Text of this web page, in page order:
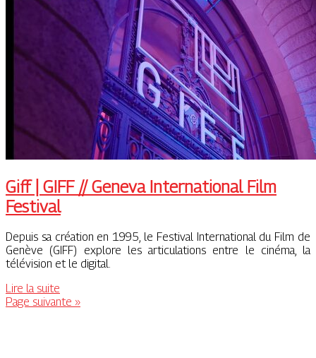
Giff | GIFF // Geneva In­ter­natio­nal Film
Festival
Depuis sa création en 1995, le Festival International du Film de
Genève (GIFF) explore les articulations entre le cinéma, la
télévision et le digital.
Lire la suite
Page suivante »